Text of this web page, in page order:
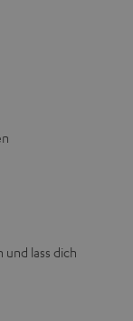
und lass dich